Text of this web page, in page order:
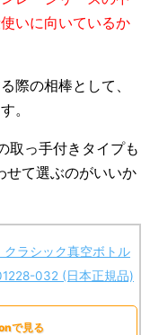
いに向いているか
際の相棒として、
。
取っ手付きタイプも
せて選ぶのがいいか
クラシック真空ボトル
032 (日本正規品)
で見る